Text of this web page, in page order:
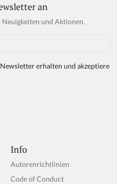
Info
Autorenrichtlinien
Code of Conduct
an
Neuigkeiten und Aktionen.
erhalten und akzeptiere